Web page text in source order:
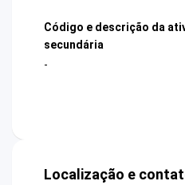
Código e descrição da
secundária
-
Localização e